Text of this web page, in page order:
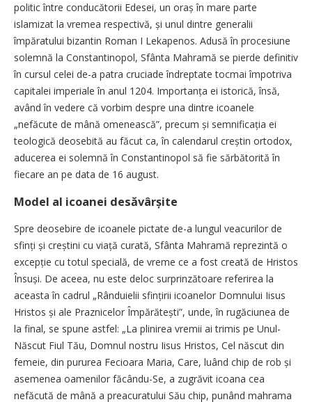
politic între conducătorii Edesei, un oraș în mare parte
islamizat la vremea respectivă, și unul dintre generalii
împăratului bizantin Roman I Lekapenos. Adusă în procesiune
solemnă la Constantinopol, Sfânta Mahramă se pierde definitiv
în cursul celei de-a patra cruciade îndreptate tocmai împotriva
capitalei imperiale în anul 1204. Importanța ei istorică, însă,
având în vedere că vorbim despre una dintre icoanele
„nefăcute de mână omenească”, precum și semnificația ei
teologică deosebită au făcut ca, în calendarul creștin ortodox,
aducerea ei solemnă în Constantinopol să fie sărbătorită în
fiecare an pe data de 16 august.
Model al icoanei desăvârșite
Spre deosebire de icoanele pictate de-a lungul veacurilor de
sfinți și creștini cu viață curată, Sfânta Mahramă reprezintă o
excepție cu totul specială, de vreme ce a fost creată de Hristos
Însuși. De aceea, nu este deloc surprinzătoare referirea la
aceasta în cadrul „Rânduielii sfințirii icoanelor Domnului Iisus
Hristos și ale Praznicelor Împărătești”, unde, în rugăciunea de
la final, se spune astfel: „La plinirea vremii ai trimis pe Unul-
Născut Fiul Tău, Domnul nostru Iisus Hristos, Cel născut din
femeie, din pururea Fecioara Maria, Care, luând chip de rob și
asemenea oamenilor făcându-Se, a zugrăvit icoana cea
nefăcută de mână a preacuratului Său chip, punând mahrama